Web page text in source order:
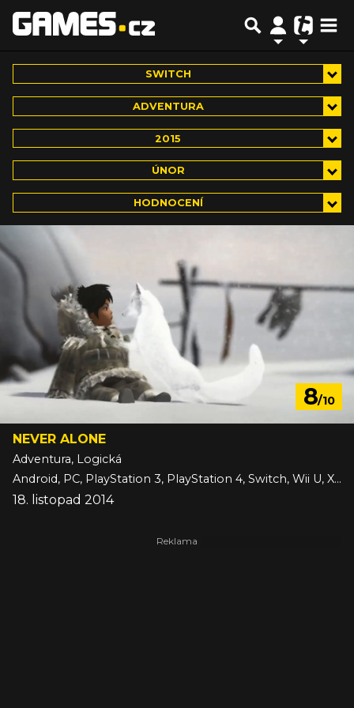
SWITCH
ADVENTURA
2015
ÚNOR
HODNOCENÍ
8/10
NEVER ALONE
Adventura, Logická
Android, PC, PlayStation 3, PlayStation 4, Switch, Wii U, Xbox One, iOS
18. listopad 2014